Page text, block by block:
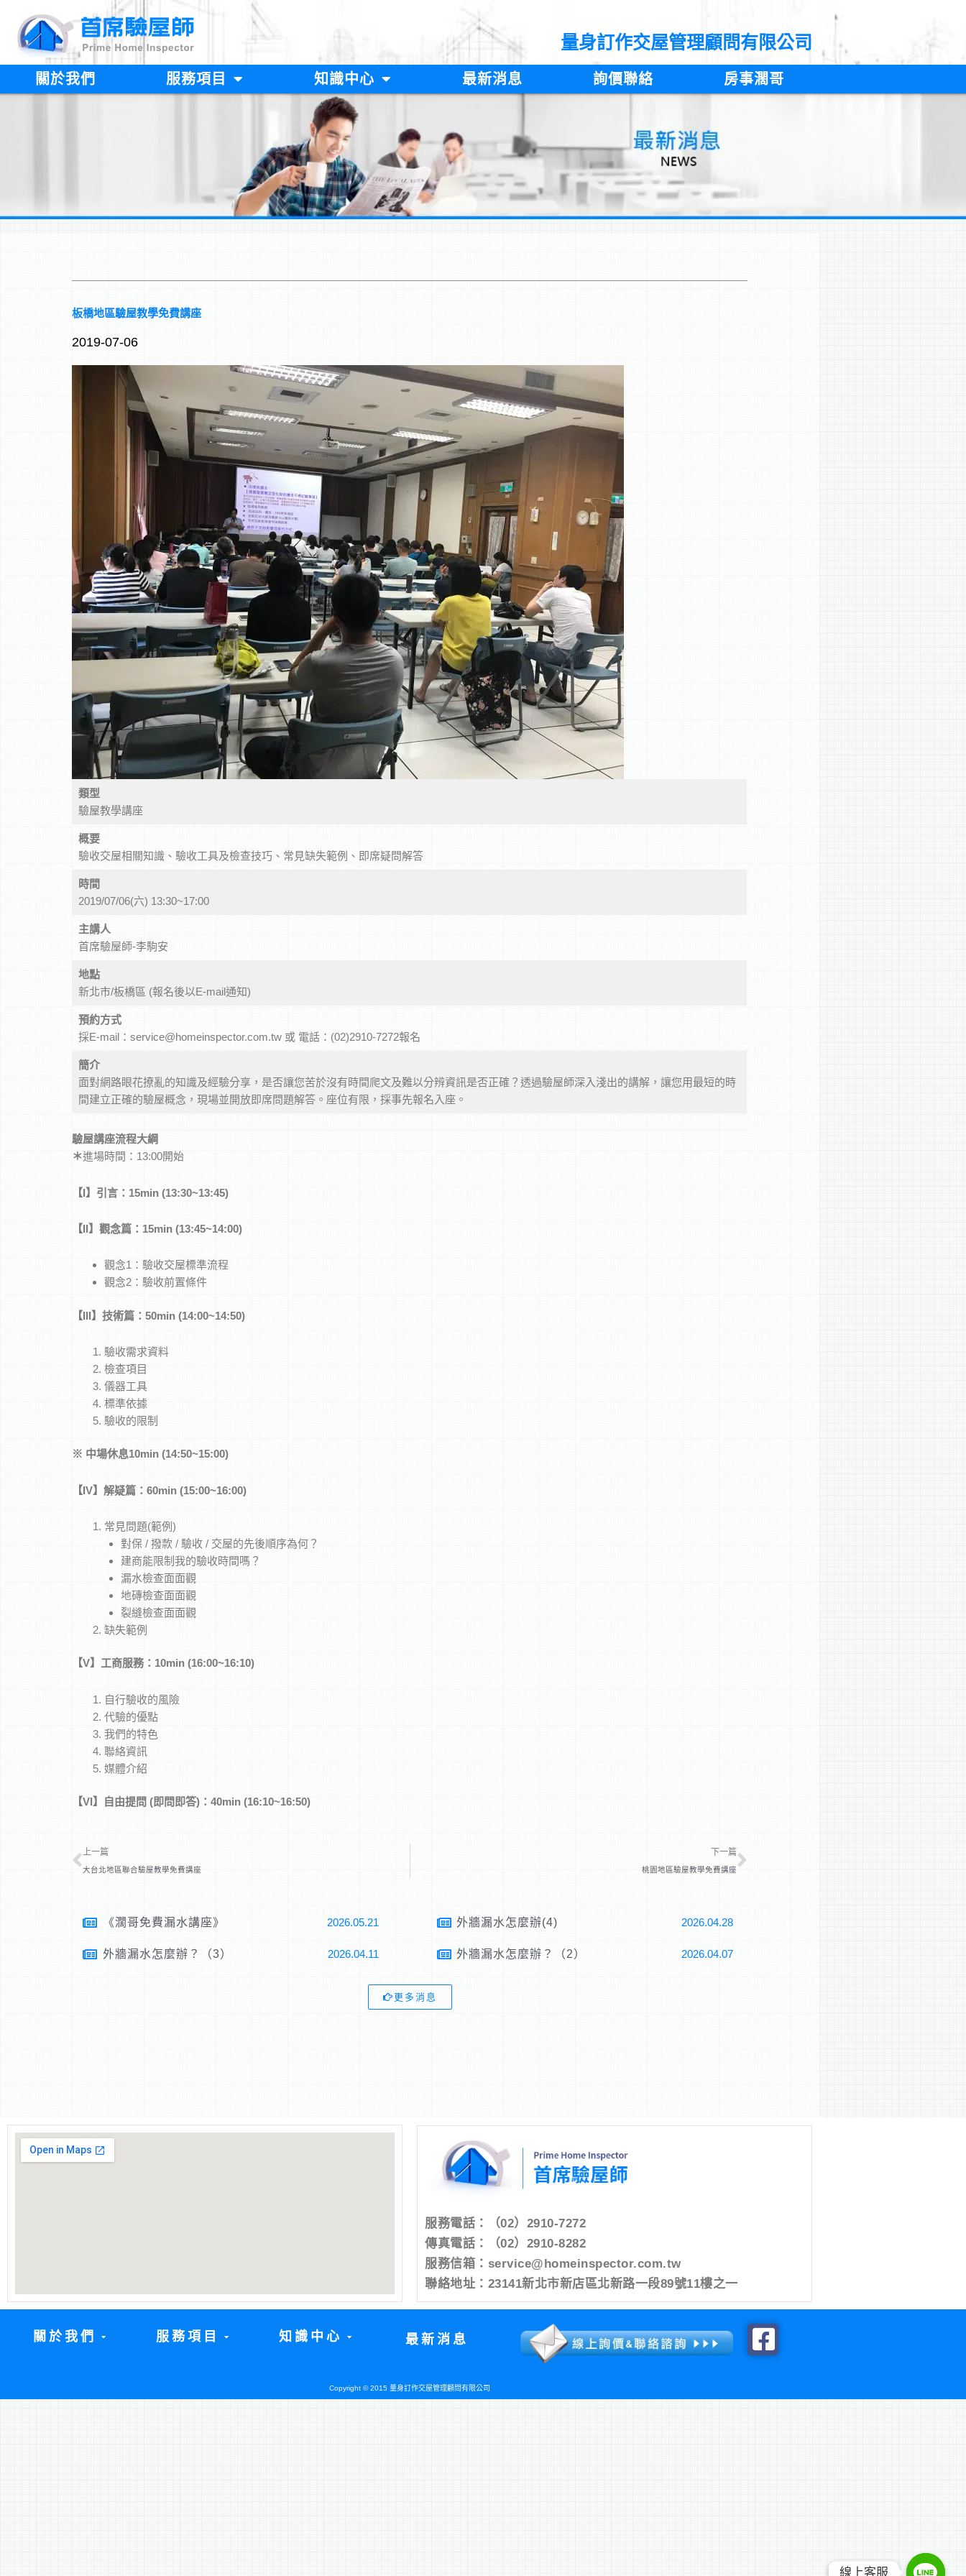
容
量身訂作交屋管理顧問有限公司
關於我們 服務項目 知識中心 最新消息 詢價聯絡 房事濶哥
板橋地區驗屋教學免費講座
2019-07-06
類型
驗屋教學講座
概要
驗收交屋相關知識、驗收工具及檢查技巧、常見缺失範例、即席疑問解答
時間
2019/07/06(六) 13:30~17:00
主講人
首席驗屋師-李駒安
地點
新北市/板橋區 (報名後以E-mail通知)
預約方式
採E-mail：service@homeinspector.com.tw 或 電話：(02)2910-7272報名
簡介
面對網路眼花撩亂的知識及經驗分享，是否讓您苦於沒有時間爬文及難以分辨資訊是否正確？透過驗屋師深入淺出的講解，讓您用最短的時
間建立正確的驗屋概念，現場並開放即席問題解答。座位有限，採事先報名入座。
驗屋講座流程大綱
＊進場時間：13:00開始
【I】引言：15min (13:30~13:45)
【II】觀念篇：15min (13:45~14:00)
觀念1：驗收交屋標準流程
觀念2：驗收前置條件
【III】技術篇：50min (14:00~14:50)
驗收需求資料
檢查項目
儀器工具
標準依據
驗收的限制
※ 中場休息10min (14:50~15:00)
【IV】解疑篇：60min (15:00~16:00)
常見問題(範例)
對保 / 撥款 / 驗收 / 交屋的先後順序為何？
建商能限制我的驗收時間嗎？
漏水檢查面面觀
地磚檢查面面觀
裂縫檢查面面觀
缺失範例
【V】工商服務：10min (16:00~16:10)
自行驗收的風險
代驗的優點
我們的特色
聯絡資訊
媒體介紹
【VI】 自由提問 (即問即答)：40min (16:10~16:50)
上一頁
上一篇
大台北地區聯合驗屋教學免費講座
下一篇
桃園地區驗屋教學免費講座
下一篇
《濶哥免費漏水講座》 2026.05.21 外牆漏水怎麼辦(4) 2026.04.28
外牆漏水怎麼辦？（3） 2026.04.11 外牆漏水怎麼辦？（2） 2026.04.07
更多消息
服務電話：
（02）2910-7272
傳真電話：（02）2910-8282
服務信箱： service@homeinspector.com.tw
聯絡地址：23141新北市新店區北新路一段89號11樓之一
關於我們 服務項目 知識中心 最新消息
Copyright © 2015 量身訂作交屋管理顧問有限公司
線上客服
線上客服